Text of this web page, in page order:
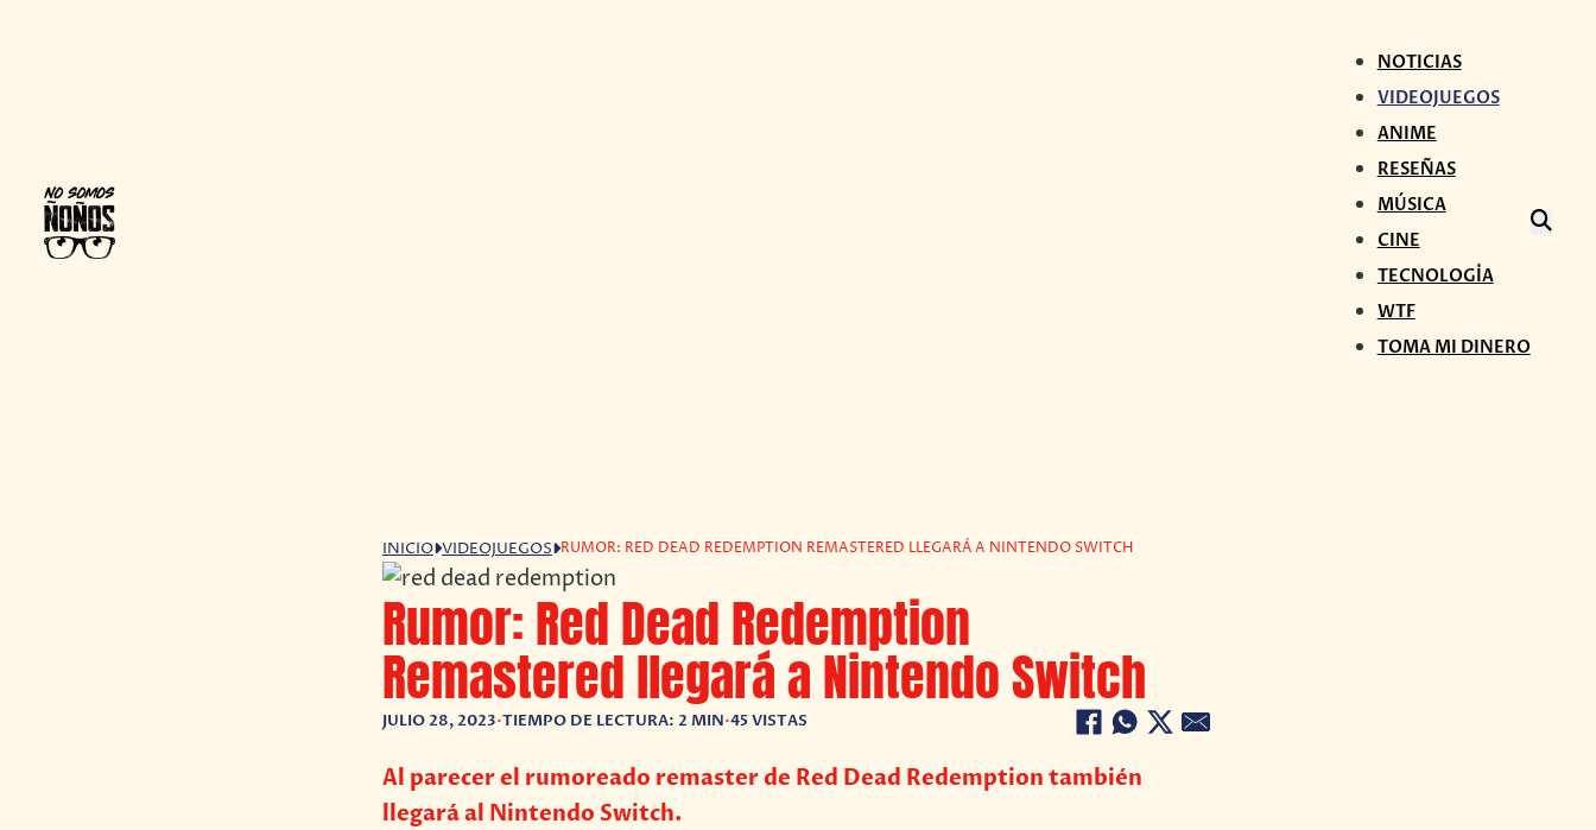
NOTICIAS
VIDEOJUEGOS
ANIME
RESEÑAS
MÚSICA
CINE
TECNOLOGÍA
WTF
TOMA MI DINERO
INICIO VIDEOJUEGOS RUMOR: RED DEAD REDEMPTION REMASTERED LLEGARÁ A NINTENDO SWITCH
Rumor: Red Dead Redemption
Remastered llegará a Nintendo Switch
JULIO 28, 2023•TIEMPO DE LECTURA: 2 MIN•45 VISTAS
Al parecer el rumoreado remaster de Red Dead Redemption también
llegará al Nintendo Switch.